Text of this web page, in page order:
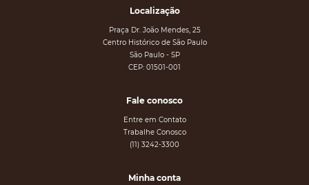
Localização
Praça Dr. João Mendes, 25
Centro Histórico de São Paulo
São Paulo - SP
CEP: 01501-001
Fale conosco
Entre em Contato
Trabalhe Conosco
(11) 3242-3300
Minha conta